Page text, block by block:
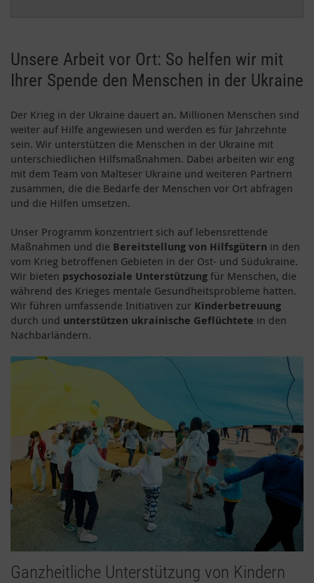
Unsere Arbeit vor Ort: So helfen wir mit
Ihrer Spende den Menschen in der Ukraine
Der Krieg in der Ukraine dauert an. Millionen Menschen sind
weiter auf Hilfe angewiesen und werden es für Jahrzehnte
sein. Wir unterstützen die Menschen in der Ukraine mit
unterschiedlichen Hilfsmaßnahmen. Dabei arbeiten wir eng
mit dem Team von Malteser Ukraine und weiteren Partnern
zusammen, die die Bedarfe der Menschen vor Ort abfragen
und die Hilfen umsetzen.
Unser Programm konzentriert sich auf lebensrettende
Maßnahmen und die Bereitstellung von Hilfsgütern in den
vom Krieg betroffenen Gebieten in der Ost- und Südukraine.
Wir bieten psychosoziale Unterstützung für Menschen, die
während des Krieges mentale Gesundheitsprobleme hatten.
Wir führen umfassende Initiativen zur Kinderbetreuung
durch und unterstützen ukrainische Geflüchtete in den
Nachbarländern.
Ganzheitliche Unterstützung von Kindern